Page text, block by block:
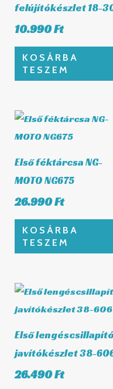
felújítókészlet 18-
10.990Ft
KOSÁRBA
TESZEM
Első féktárcsa NG-
MOTO NG675
26.990Ft
KOSÁRBA
TESZEM
Első lengéscsillapító
javítókészlet 38-
26.490Ft